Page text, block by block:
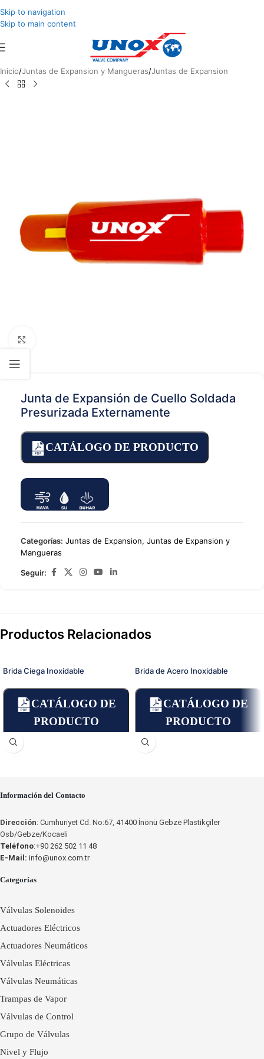
Skip to navigation
Skip to main content
Inicio/Juntas de Expansion y Mangueras/Juntas de Expansion
Junta de Expansión de Cuello Soldada
Presurizada Externamente
CATÁLOGO DE PRODUCTO
Categorías: Juntas de Expansion, Juntas de Expansion y
Mangueras
Seguir:
Productos Relacionados
Brida Ciega Inoxidable
CATÁLOGO DE
PRODUCTO
Brida de Acero Inoxidable
CATÁLOGO DE
PRODUCTO
Información del Contacto
Dirección: Cumhuriyet Cd. No:67, 41400 İnönü Gebze Plastikçiler
Osb/Gebze/Kocaeli
Teléfono:+90 262 502 11 48
E-Mail: info@unox.com.tr
Categorías
Válvulas Solenoides
Actuadores Eléctricos
Actuadores Neumáticos
Válvulas Eléctricas
Válvulas Neumáticas
Trampas de Vapor
Válvulas de Control
Grupo de Válvulas
Nivel y Flujo